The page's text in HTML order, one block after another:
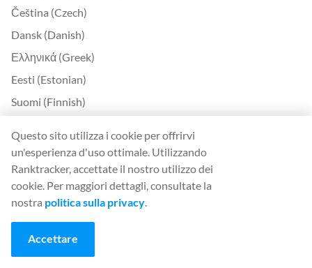
Čeština (Czech)
Dansk (Danish)
Ελληνικά (Greek)
Eesti (Estonian)
Suomi (Finnish)
Indonesia (Indonesian)
Lietuvių (Lithuanian)
Latviešu (Latvian)
Română (Romanian)
Slovenčina (Slovak)
Slovenščina (Slovenian)
Questo sito utilizza i cookie per offrirvi
un'esperienza d'uso ottimale. Utilizzando
Ranktracker, accettate il nostro utilizzo dei
cookie. Per maggiori dettagli, consultate la
nostra politica sulla privacy.
Accettare